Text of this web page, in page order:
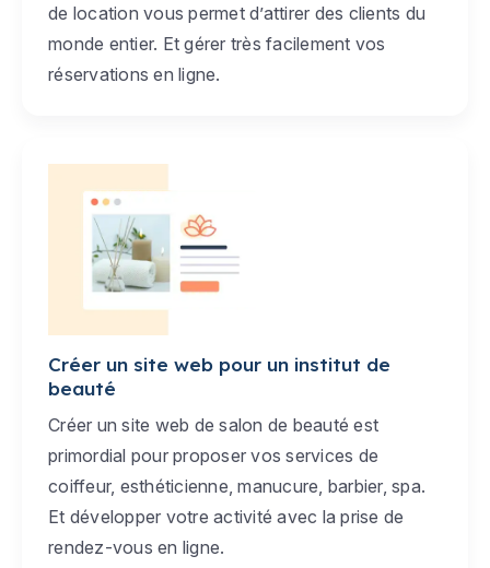
de location vous permet d’attirer des clients du
monde entier. Et gérer très facilement vos
réservations en ligne.
Créer un site web pour un institut de
beauté
Créer un site web de salon de beauté est
primordial pour proposer vos services de
coiffeur, esthéticienne, manucure, barbier, spa.
Et développer votre activité avec la prise de
rendez-vous en ligne.